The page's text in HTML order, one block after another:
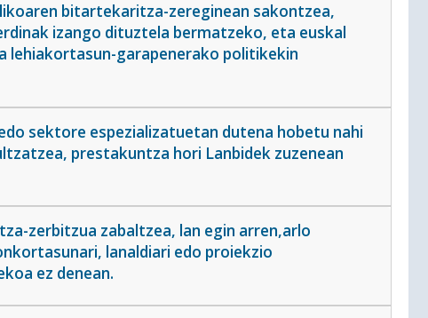
bitartekaritza-zereginean sakontzea,
izango dituztela bermatzeko, eta euskal
lehiakortasun-garapenerako politikekin
sektore espezializatuetan dutena hobetu nahi
prestakuntza hori Lanbidek zuzenean
zerbitzua zabaltzea, lan egin arren,arlo
lanaldiari edo proiekzio
ez denean.